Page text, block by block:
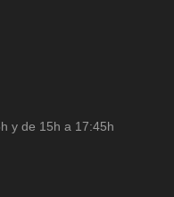
y de 15h a 17:45h